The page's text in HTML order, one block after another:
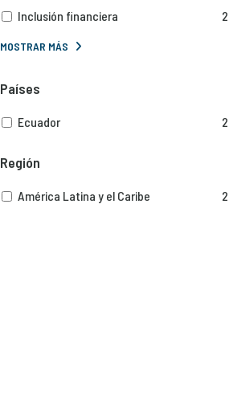
Inclusión financiera
2
MOSTRAR MÁS
Países
Ecuador 2
Región
América Latina y el Caribe 2